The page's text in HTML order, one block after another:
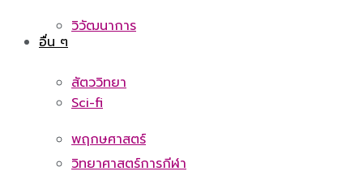
อื่น ๆ
Sci-fi
วิทยาศาสตร์การกีฬา
วิวัฒนาการ
สัตววิทยา
พฤกษศาสตร์